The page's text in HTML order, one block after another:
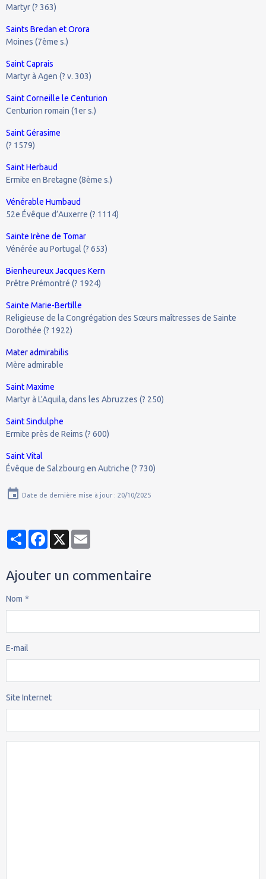
Martyr (? 363)
Saints Bredan et Orora
Moines (7ème s.)
Saint Caprais
Martyr à Agen (? v. 303)
Saint Corneille le Centurion
Centurion romain (1er s.)
Saint Gérasime
(? 1579)
Saint Herbaud
Ermite en Bretagne (8ème s.)
Vénérable Humbaud
52e Évêque d’Auxerre (? 1114)
Sainte Irène de Tomar
Vénérée au Portugal (? 653)
Bienheureux Jacques Kern
Prêtre Prémontré (? 1924)
Sainte Marie-Bertille
Religieuse de la Congrégation des Sœurs maîtresses de Sainte
Dorothée (? 1922)
Mater admirabilis
Mère admirable
Saint Maxime
Martyr à L'Aquila, dans les Abruzzes (? 250)
Saint Sindulphe
Ermite près de Reims (? 600)
Saint Vital
Évêque de Salzbourg en Autriche (? 730)
Date de dernière mise à jour : 20/10/2025
PartagerFacebook
X
Ajouter un commentaire
Nom
E-mail
Site Internet